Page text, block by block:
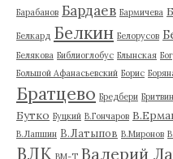
Барабанов Бардаев Бармичева
Белкард Белкин Белорусов
Белякова Библиоглобус Блынская
Большой Афанасьевский Борис
Братцево Бредбери
Бутко Буцкий В.Гончаров
В.Лапшин В.Латыпов В.Миронов
ВЛК ВМ-Т Валерий